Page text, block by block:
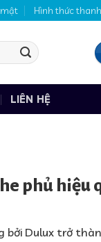
Hình thức
LIÊN HỆ
phủ hiệu
Dulux trở